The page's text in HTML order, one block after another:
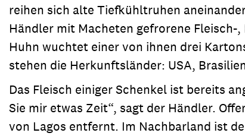
reihen sich alte Tiefkühltruhen
Händler mit Macheten gefrorene
Huhn wuchtet einer von ihnen drei
stehen die Herkunftsländer: USA,
Das Fleisch einiger Schenkel ist bereits
Sie mir etwas Zeit“, sagt der Händler.
von Lagos entfernt. Im Nachbarland ist